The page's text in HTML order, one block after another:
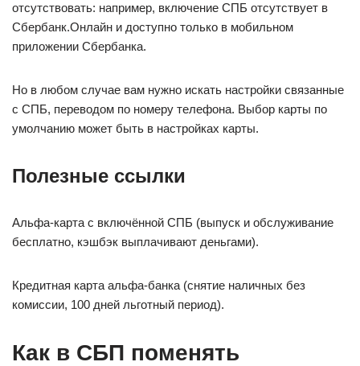
отсутствовать: например, включение СПБ отсутствует в
Сбербанк.Онлайн и доступно только в мобильном
приложении Сбербанка.
Но в любом случае вам нужно искать настройки связанные
с СПБ, переводом по номеру телефона. Выбор карты по
умолчанию может быть в настройках карты.
Полезные ссылки
Альфа-карта с включённой СПБ (выпуск и обслуживание
бесплатно, кэшбэк выплачивают деньгами).
Кредитная карта альфа-банка (снятие наличных без
комиссии, 100 дней льготный период).
Как в СБП поменять